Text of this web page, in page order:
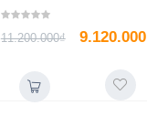
11.200.000₫ 9.120.000